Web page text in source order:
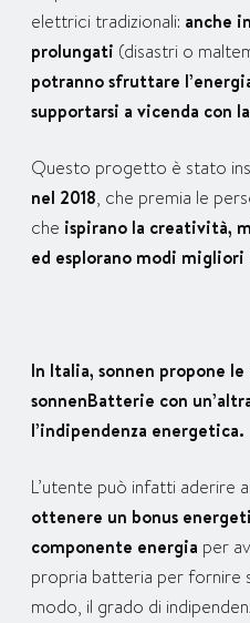
elettrici tradizionali: anche
prolungati (disastri o
potranno sfruttare
supportarsi a vicenda con
Questo progetto è stato
nel 2018, che premia le
che ispirano la creatività,
ed esplorano modi
In Italia, sonnen propone
sonnenBatterie con
l’indipendenza energetica.
L’utente può infatti aderire
ottenere un bonus
componente energia per
propria batteria per fornire
modo, il grado di